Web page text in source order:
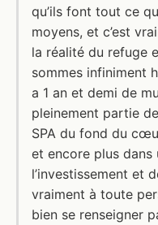
qu’ils font tout ce
moyens, et c’est
la réalité du refuge
sommes infiniment
a 1 an et demi de
pleinement partie
SPA du fond du
et encore plus dans
l’investissement et
vraiment à toute
bien se renseigner